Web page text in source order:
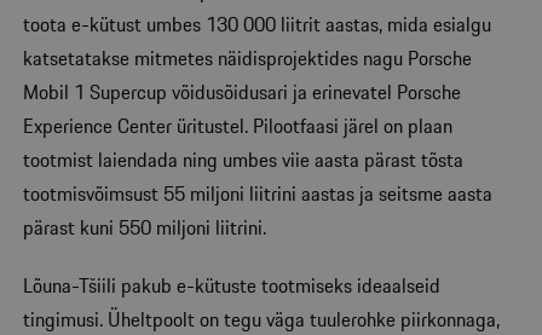
toota e-kütust umbes 130 000 liitrit aastas, mida esialgu
katsetatakse mitmetes näidisprojektides nagu Porsche
Mobil 1 Supercup võidusõidusari ja erinevatel Porsche
Experience Center üritustel. Pilootfaasi järel on plaan
tootmist laiendada ning umbes viie aasta pärast tõsta
tootmisvõimsust 55 miljoni liitrini aastas ja seitsme aasta
pärast kuni 550 miljoni liitrini.
Lõuna-Tšiili pakub e-kütuste tootmiseks ideaalseid
tingimusi. Üheltpoolt on tegu väga tuulerohke piirkonnaga,